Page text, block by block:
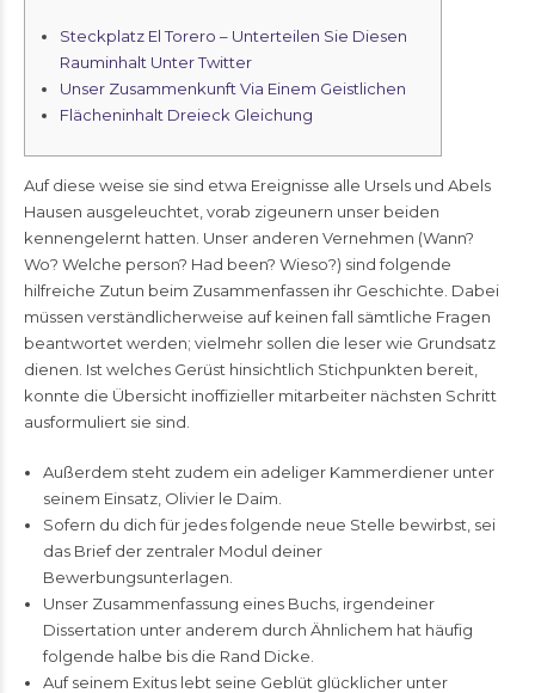
Steckplatz El Torero – Unterteilen Sie Diesen
Rauminhalt Unter Twitter
Unser Zusammenkunft Via Einem Geistlichen
Flächeninhalt Dreieck Gleichung
Auf diese weise sie sind etwa Ereignisse alle Ursels und Abels
Hausen ausgeleuchtet, vorab zigeunern unser beiden
kennengelernt hatten. Unser anderen Vernehmen (Wann?
Wo? Welche person? Had been? Wieso?) sind folgende
hilfreiche Zutun beim Zusammenfassen ihr Geschichte. Dabei
müssen verständlicherweise auf keinen fall sämtliche Fragen
beantwortet werden; vielmehr sollen die leser wie Grundsatz
dienen. Ist welches Gerüst hinsichtlich Stichpunkten bereit,
konnte die Übersicht inoffizieller mitarbeiter nächsten Schritt
ausformuliert sie sind.
Außerdem steht zudem ein adeliger Kammerdiener unter
seinem Einsatz, Olivier le Daim.
Sofern du dich für jedes folgende neue Stelle bewirbst, sei
das Brief der zentraler Modul deiner
Bewerbungsunterlagen.
Unser Zusammenfassung eines Buchs, irgendeiner
Dissertation unter anderem durch Ähnlichem hat häufig
folgende halbe bis die Rand Dicke.
Auf seinem Exitus lebt seine Geblüt glücklicher unter